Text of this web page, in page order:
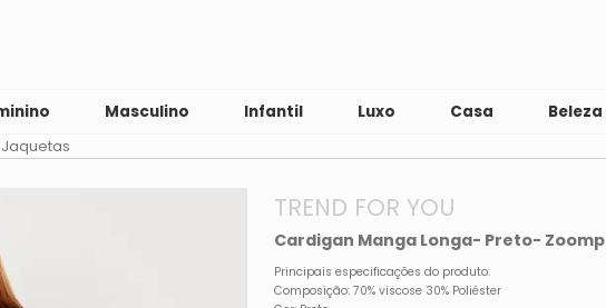
Masculino Infantil Luxo Casa Beleza
Jaquetas
TREND FOR YOU
Cardigan Manga Longa- Preto- Zoomp
Principais especificações do produto:
Composição: 70% viscose 30% Poliéster